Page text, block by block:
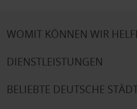
WOMIT KÖNNEN WIR
DIENSTLEISTUNGEN
BELIEBTE DEUTSCHE